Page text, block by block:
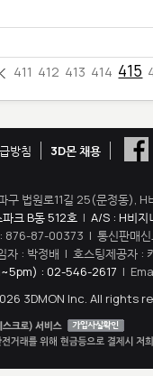
411 412 413 414 415
방침
3D몬 채용
구 법원로11길 25(문정동),
크 B동 512호 | A/S : H비지
: 876-87-00373 | 통신판매
자 : 박정배 | 호스팅제공자 :
: 02-546-2617 |
3DMON Inc. All rights